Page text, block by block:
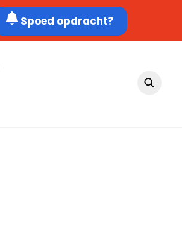
Spoed opdracht?